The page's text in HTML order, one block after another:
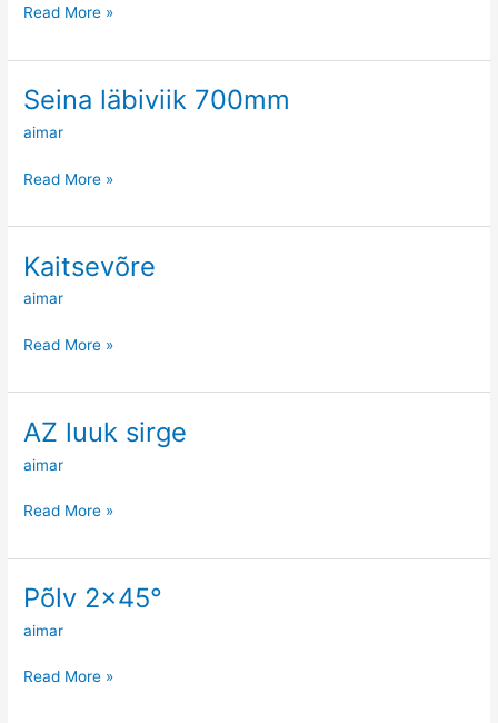
Read More »
Seina läbiviik 700mm
aimar
Seina
700mm
Read More »
Kaitsevõre
aimar
Kaitsevõre
Read More »
AZ luuk sirge
aimar
AZ
sirge
Read More »
Põlv 2×45°
aimar
Põlv
Read More »